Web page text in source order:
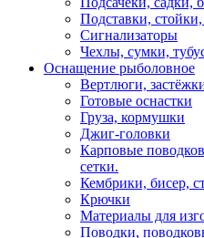
Подставки,
Сигнализаторы
Чехлы, сумки,
Оснащение рыболовное
Вертлюги,
Готовые оснастки
Груза, кормушки
Джиг-головки
Карповые
сетки.
Кембрики, бисер,
Крючки
Материалы для
Поводки,